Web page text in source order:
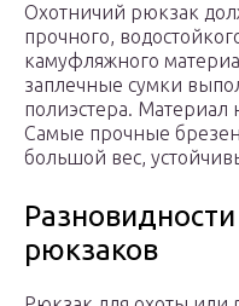
Охотничий рюкзак
прочного,
камуфляжного
заплечные сумки
полиэстера. Материал
Самые прочные
большой вес,
рюкзаков